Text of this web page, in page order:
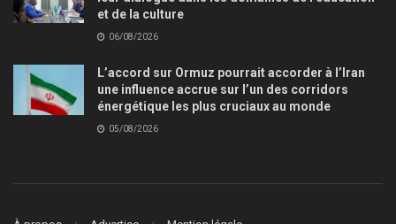
et de la culture
06/08/2026
L’accord sur Ormuz pourrait accorder à l’Iran
une influence accrue sur l’un des corridors
énergétique les plus cruciaux au monde
05/08/2026